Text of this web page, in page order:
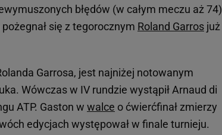
błędów (w całym meczu aż 74)
się z tegorocznym Roland Garros już
Garrosa, jest najniżej notowanym
Wówczas w IV rundzie wystąpił Arnaud di
ATP. Gaston w walce o ćwierćfinał zmierzy
edycjach występował w finale turnieju.